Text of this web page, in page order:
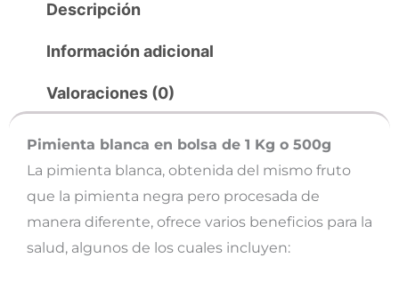
Descripción
Información adicional
Valoraciones (0)
Pimienta blanca en bolsa de 1 Kg o 500g
La pimienta blanca, obtenida del mismo fruto
que la pimienta negra pero procesada de
manera diferente, ofrece varios beneficios para la
salud, algunos de los cuales incluyen: